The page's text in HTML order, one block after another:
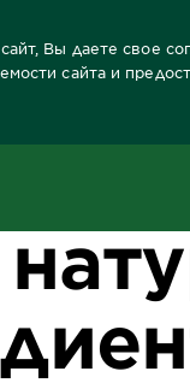
Вы даете свое
сайта и